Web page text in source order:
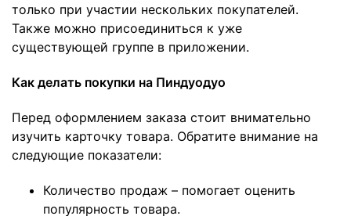
только при участии нескольких покупателей.
Также можно присоединиться к уже
существующей группе в приложении.
Как делать покупки на Пиндуодуо
Перед оформлением заказа стоит внимательно
изучить карточку товара. Обратите внимание на
следующие показатели:
Количество продаж – помогает оценить
популярность товара.